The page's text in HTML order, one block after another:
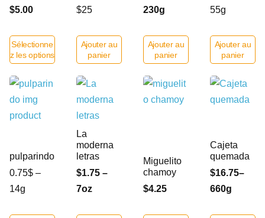
$5.00
Sélectionne
z les options
$25
Ajouter au
panier
230g
Ajouter au
panier
55g
Ajouter au
panier
pulparindo
0.75$ –
14g
La
moderna
letras
$1.75 –
7oz
Miguelito
chamoy
$4.25
Cajeta
quemada
$16.75–
660g